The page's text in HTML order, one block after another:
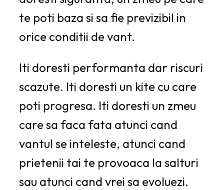
te poti baza si sa fie previzibil in
orice conditii de vant.
Iti doresti performanta dar riscuri
scazute. Iti doresti un kite cu care
poti progresa. Iti doresti un zmeu
care sa faca fata atunci cand
vantul se inteleste, atunci cand
prietenii tai te provoaca la salturi
sau atunci cand vrei sa evoluezi.